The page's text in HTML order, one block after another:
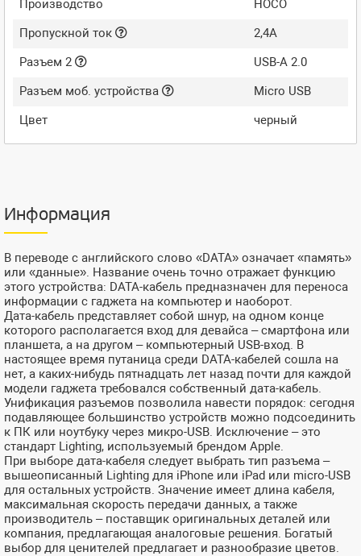
Производство
HOCO
Пропускной ток
2,4A
Разъем 2
USB-A 2.0
Разъем моб. устройства
Micro USB
Цвет
черный
Информация
В переводе с английского слово «DATA» означает «память»
или «данные». Название очень точно отражает функцию
этого устройства: DATA-кабель предназначен для переноса
информации с гаджета на компьютер и наоборот.
Дата-кабель представляет собой шнур, на одном конце
которого располагается вход для девайса – смартфона или
планшета, а на другом – компьютерный USB-вход. В
настоящее время путаница среди DATA-кабелей сошла на
нет, а каких-нибудь пятнадцать лет назад почти для каждой
модели гаджета требовался собственный дата-кабель.
Унификация разъемов позволила навести порядок: сегодня
подавляющее большинство устройств можно подсоединить
к ПК или ноутбуку через микро-USB. Исключение – это
стандарт Lighting, используемый брендом Apple.
При выборе дата-кабеля следует выбрать тип разъема –
вышеописанный Lighting для iPhone или iPad или micro-USB
для остальных устройств. Значение имеет длина кабеля,
максимальная скорость передачи данных, а также
производитель – поставщик оригинальных деталей или
компания, предлагающая аналоговые решения. Богатый
выбор для ценителей предлагает и разнообразие цветов.